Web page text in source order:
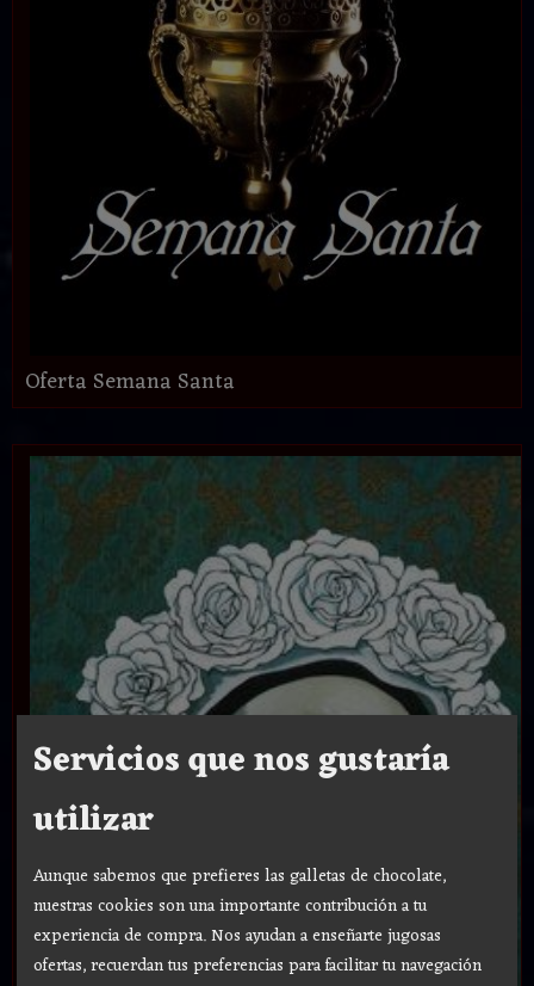
Oferta Semana Santa
Servicios que nos gustaría
utilizar
Aunque sabemos que prefieres las galletas de chocolate,
nuestras cookies son una importante contribución a tu
experiencia de compra. Nos ayudan a enseñarte jugosas
ofertas, recuerdan tus preferencias para facilitar tu navegación